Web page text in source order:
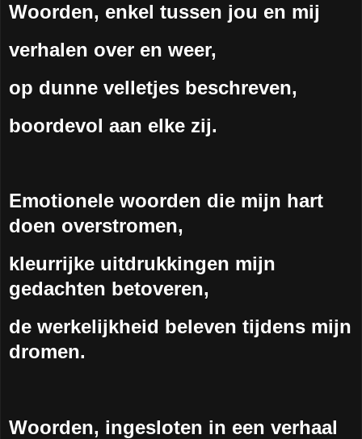
Woorden, enkel tussen jou en mij
verhalen over en weer,
op dunne velletjes beschreven,
boordevol aan elke zij.
Emotionele woorden die mijn hart
doen overstromen,
kleurrijke uitdrukkingen mijn
gedachten betoveren,
de werkelijkheid beleven tijdens mijn
dromen.
Woorden, ingesloten in een verhaal